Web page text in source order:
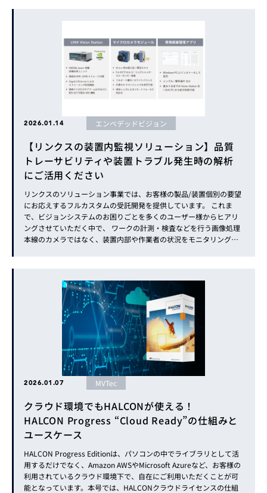
2026.01.14 エンベデッドビジョン
【リンクスの装置内監視ソリューション】品質
トレーサビリティや装置トラブル発生時の解析
にご活用ください
リンクスのソリューション事業では、お客様の製品/装置個別の要望
にお応えするフルカスタムの受託開発を提供しています。 これま
で、ビジョンシステムのお困りごとを多くのユーザー様からヒアリ
ングさせていただく中で、 ワークの計測・検査などを行う画像処理
本線のカメラではなく、装置内部や作業者の状況をモニタリングす
2026.01.07 MVTec
クラウド環境でもHALCONが使える！
HALCON Progress “Cloud Ready”の仕組みと
ユースケース
HALCON Progress Editionは、パソコンの中でライブラリとして活
用するだけでなく、Amazon AWSやMicrosoft Azureなど、お客様の
利用されているクラウド環境下で、自在にご利用いただくことが可
能となっています。本号では、HALCONクラウドライセンスの仕組